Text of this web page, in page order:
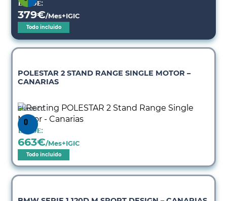
Desde:
379€/Mes+IGIC
Todo incluido
POLESTAR 2 STAND RANGE SINGLE MOTOR –
CANARIAS
Eléctrico
Desde:
663€/Mes+IGIC
Todo incluido